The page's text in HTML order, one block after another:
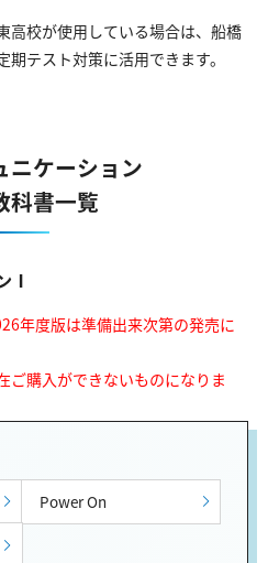
校が使用している場合は、 船橋
テスト対策に活用できます。
ニケーション
科書一覧
Ⅰ
年度版は準備出来次第の発売に
ご購入ができないものになりま
Power On